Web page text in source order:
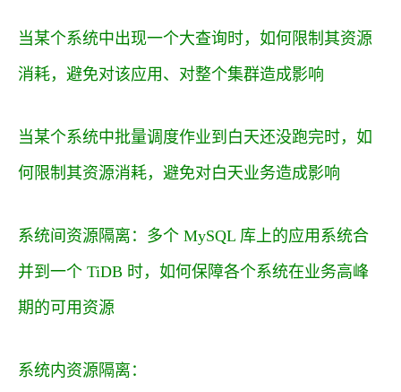
当某个系统中出现一个大查询时，如何限制其资源
消耗，避免对该应用、对整个集群造成影响
当某个系统中批量调度作业到白天还没跑完时，如
何限制其资源消耗，避免对白天业务造成影响
系统间资源隔离：多个 MySQL 库上的应用系统合
并到一个 TiDB 时，如何保障各个系统在业务高峰
期的可用资源
系统内资源隔离：